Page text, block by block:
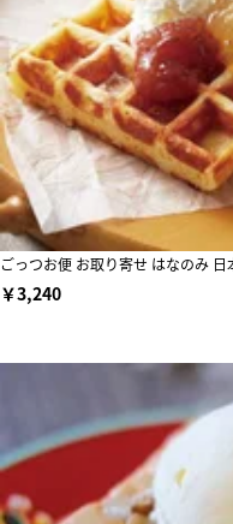
ごっつお便 お取り寄せ はなのみ
￥3,240